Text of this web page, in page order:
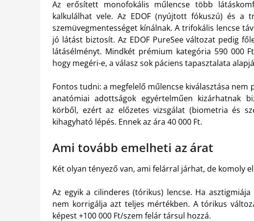
Az erősített monofokális műlencse több
kalkulálhat vele. Az EDOF (nyújtott fókuszú) és a
szemüvegmentességet kínálnak. A trifokális lencse
jó látást biztosít. Az EDOF PureSee változat pedig
látásélményt. Mindkét prémium kategória 590 000
hogy megéri-e, a válasz sok páciens tapasztalata
Fontos tudni: a megfelelő műlencse kiválasztása nem
anatómiai adottságok egyértelműen kizárhatnak
körből, ezért az előzetes vizsgálat (biometria és
kihagyható lépés. Ennek az ára 40 000 Ft.
Ami tovább emelheti az árat
Két olyan tényező van, ami felárral járhat, de komoly
Az egyik a cilinderes (tórikus) lencse. Ha
nem korrigálja azt teljes mértékben. A tórikus
képest +100 000 Ft/szem felár társul hozzá.